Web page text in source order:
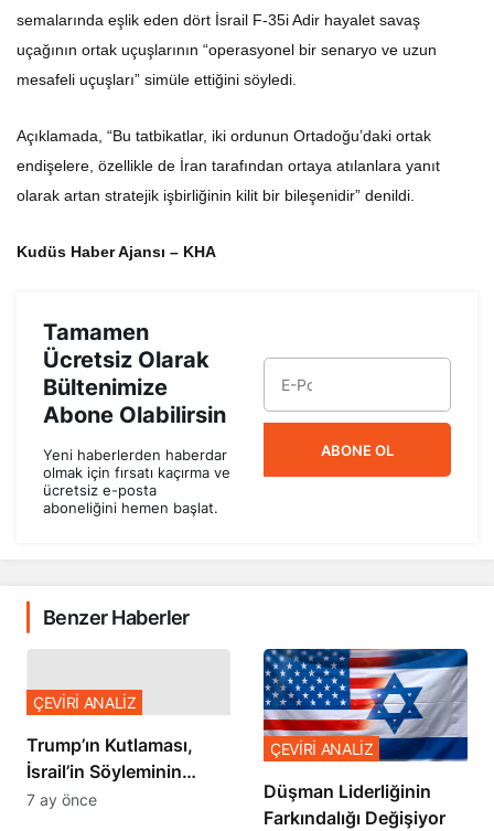
semalarında eşlik eden dört İsrail F-35i Adir hayalet savaş
uçağının ortak uçuşlarının “operasyonel bir senaryo ve uzun
mesafeli uçuşları” simüle ettiğini söyledi.
Açıklamada, “Bu tatbikatlar, iki ordunun Ortadoğu’daki ortak
endişelere, özellikle de İran tarafından ortaya atılanlara yanıt
olarak artan stratejik işbirliğinin kilit bir bileşenidir” denildi.
Kudüs Haber Ajansı – KHA
Tamamen
Ücretsiz Olarak
Bültenimize
Abone Olabilirsin
Yeni haberlerden haberdar
olmak için fırsatı kaçırma ve
ücretsiz e-posta
aboneliğini hemen başlat.
ABONE OL
Benzer Haberler
Trump’ın Kutlaması,
İsrail’in Söyleminin
Teyidi
ÇEVİRİ ANALİZ
7 ay önce
Düşman Liderliğinin
Farkındalığı Değişiyor
ÇEVİRİ ANALİZ